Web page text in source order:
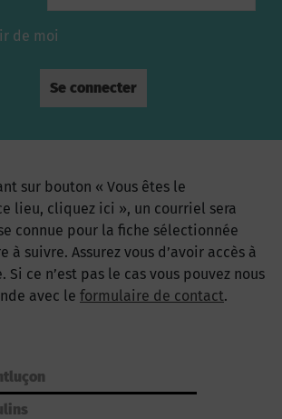
de moi
sur bouton « Vous êtes le
lieu, cliquez ici », un courriel sera
connue pour la fiche sélectionnée
à suivre. Assurez vous d’avoir accès à
Si ce n’est pas le cas vous pouvez nous
avec le formulaire de contact.